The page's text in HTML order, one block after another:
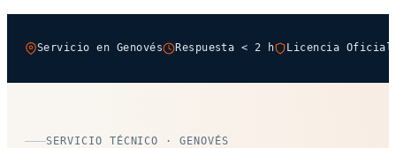
Servicio en Genovés Respuesta < 2 h Licencia Oficial
SERVICIO TÉCNICO · GENOVÉS